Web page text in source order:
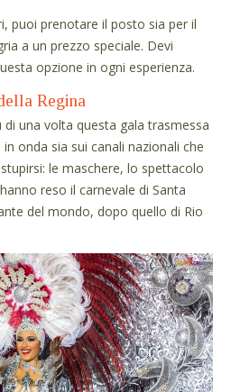
puoi prenotare il posto sia per il
a un prezzo speciale. Devi
opzione in ogni esperienza.
Regina
una volta questa gala trasmessa
onda sia sui canali nazionali che
le maschere, lo spettacolo
reso il carnevale di Santa
del mondo, dopo quello di Rio